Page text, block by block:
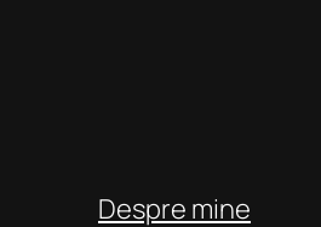
Despre mine